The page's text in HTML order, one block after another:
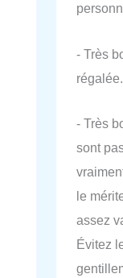
- Très
régalée.
- Très
sont
le
assez
Évitez